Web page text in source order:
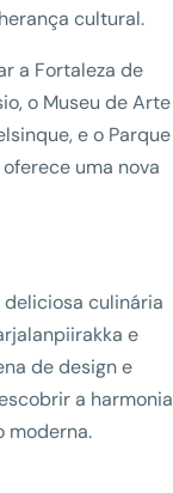
cultural.
a Fortaleza de
o Museu de Arte
e o Parque
uma nova
culinária
e
de design e
a harmonia
moderna.